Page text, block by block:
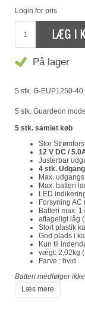
Login for pris
På lager
5 stk. G-EUP1250-
5 stk. Guardeon
5 stk. samlet køb
Stor
12 V DC /
Justerbar
4 stk.
Max.
Max. batteri
LED
Forsyning
Batteri max:
aftageligt låg
Stort plastik
God plads i
Kun til
vægt: 2,02kg
Farve : hvid
Batteri medfølger
Læs mere